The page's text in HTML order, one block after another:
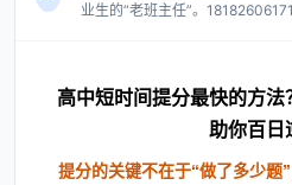
业生的“老班主任”。
高中短时间提分最快的方法
助你百日
提分的关键不在于“做了多少题